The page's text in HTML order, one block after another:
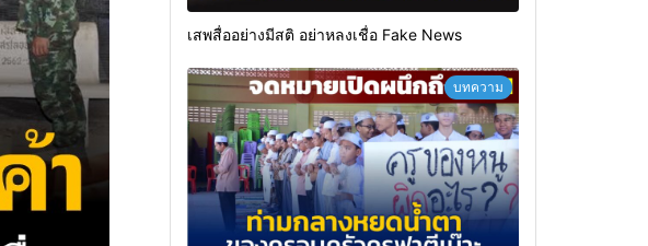
เสพสื่ออย่างมีสติ อย่าหลงเชื่อ Fake News
บทความ